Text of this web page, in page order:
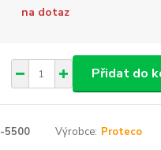
na dotaz
Přidat do
5500 Výrobce: Proteco